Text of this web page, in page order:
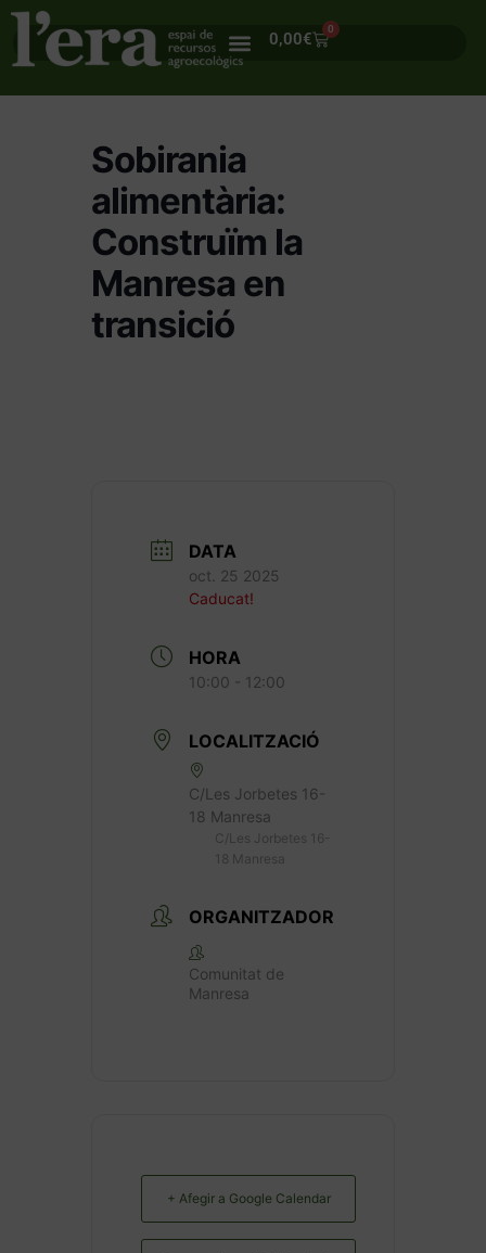
0,00€
0
Sobirania
alimentària:
Construïm la
Manresa en
transició
DATA
oct. 25 2025
Caducat!
HORA
10:00 - 12:00
LOCALITZACIÓ
C/Les Jorbetes 16-
18 Manresa
C/Les Jorbetes 16-
18 Manresa
ORGANITZADOR
Comunitat de
Manresa
+ Afegir a Google Calendar